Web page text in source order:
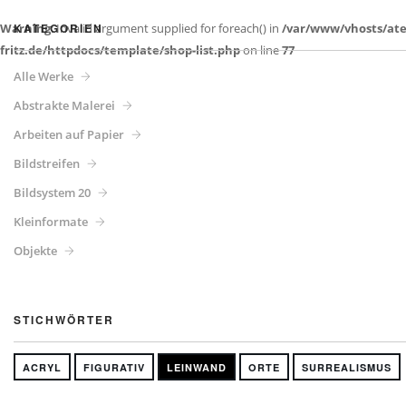
Warning: Invalid argument supplied for foreach() in /var/www/vhosts/
fritz.de/httpdocs/template/shop-list.phpon line77
KATEGORIEN
Alle Werke
Abstrakte Malerei
Arbeiten auf Papier
Bildstreifen
Bildsystem 20
Kleinformate
Objekte
STICHWÖRTER
ACRYL FIGURATIV LEINWAND ORTE SURREALISMUS